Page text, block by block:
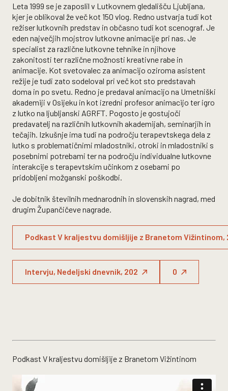
Leta 1999 se je zaposlil v Lutkovnem gledališču Ljubljana,
kjer je oblikoval že več kot 150 vlog. Redno ustvarja tudi kot
režiser lutkovnih predstav in občasno tudi kot scenograf. Je
eden največjih mojstrov lutkovne animacije pri nas. Je
specialist za različne lutkovne tehnike in njihove
zakonitosti ter različne možnosti kreativne rabe in
animacije. Kot svetovalec za animacijo oziroma asistent
režije je tudi zato sodeloval pri več kot sto predstavah
doma in po svetu. Redno je predaval animacijo na Umetniški
akademiji v Osijeku in kot izredni profesor animacijo ter igro
z lutko na ljubljanski AGRFT. Pogosto je gostujoči
predavatelj na različnih lutkovnih akademijah, seminarjih in
tečajih. Izkušnje ima tudi na področju terapevtskega dela z
lutko s problematičnimi mladostniki, otroki in mladostniki s
posebnimi potrebami ter na področju individualne lutkovne
interakcije s terapevtskim učinkom z osebami po
pridobljeni možganski poškodbi.
Je dobitnik številnih mednarodnih in slovenskih nagrad, med
drugim Župančičeve nagrade.
Podkast V kraljestvu domišljije z Branetom Vižintinom,
Intervju, Nedeljski dnevnik, 202 0
Podkast V kraljestvu domišljije z Branetom Vižintinom